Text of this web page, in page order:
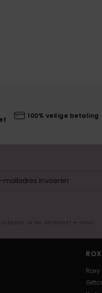
100% veilige betaling
in de welkomst e-mail